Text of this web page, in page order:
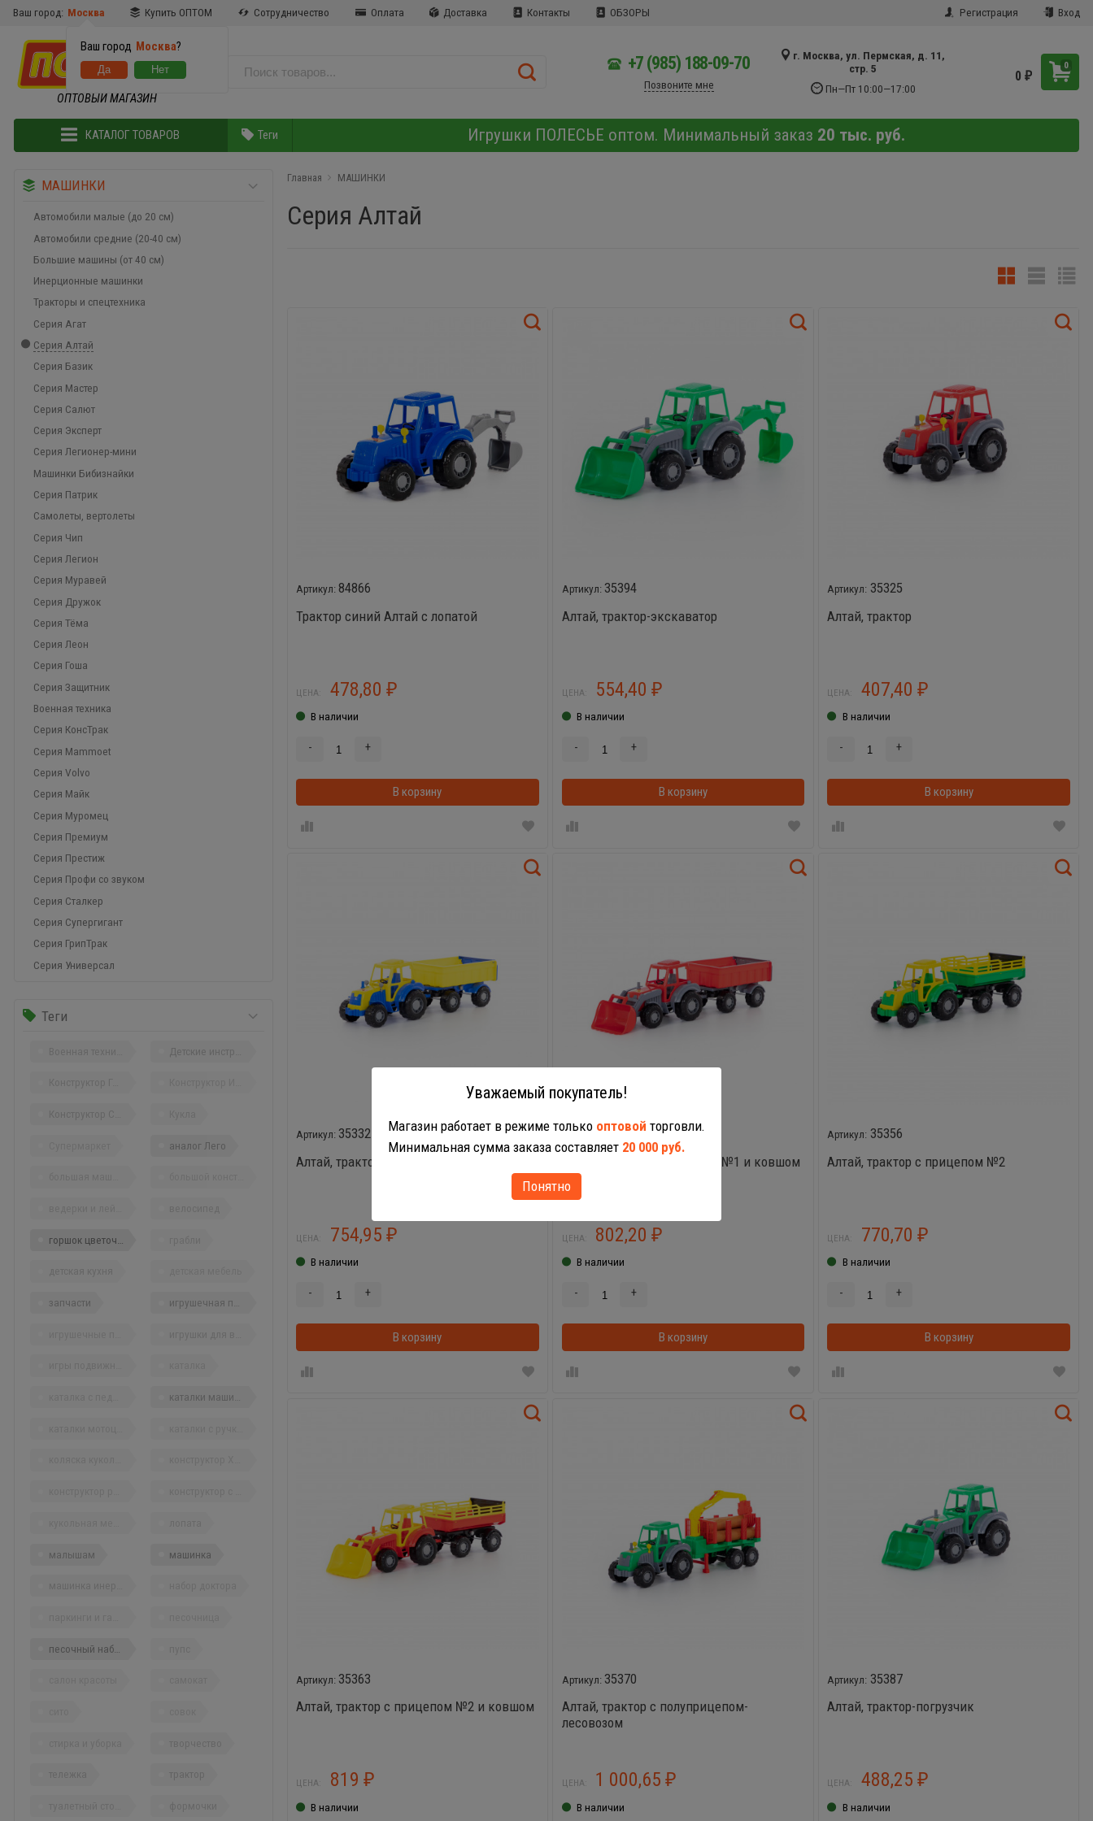
Ваш город: Москва
Ваш город Москва?
Купить ОПТОМ Сотрудничество Оплата Доставка Контакты ОБЗОРЫ Регистрация Вход
ОПТОВЫЙ МАГАЗИН
+7 (985) 188-09-70
Позвоните мне
г. Москва, ул. Пермская, д. 11,
стр. 5
Пн—Пт 10:00—17:00
0
0₽
КАТАЛОГ ТОВАРОВ Теги Игрушки ПОЛЕСЬЕ оптом. Минимальный заказ 20 тыс. руб.
МАШИНКИ
Автомобили малые (до 20 см)
Автомобили средние (20-40 см)
Большие машины (от 40 см)
Инерционные машинки
Тракторы и спецтехника
Серия Агат
Серия Алтай
Серия Базик
Серия Мастер
Серия Салют
Серия Эксперт
Серия Легионер-мини
Машинки Бибизнайки
Серия Патрик
Самолеты, вертолеты
Серия Чип
Серия Легион
Серия Муравей
Серия Дружок
Серия Тёма
Серия Леон
Серия Гоша
Серия Защитник
Военная техника
Серия КонсТрак
Серия Mammoet
Серия Volvo
Серия Майк
Серия Муромец
Серия Премиум
Серия Престиж
Серия Профи со звуком
Серия Сталкер
Серия Супергигант
Серия ГрипТрак
Серия Универсал
Теги
Детские инструменты
аналог Лего
горшок цветочный
запчасти игрушечная посуда
каталки машины
малышам машинка
песочный набор
Главная МАШИНКИ
Серия Алтай
84866
Трактор синий Алтай с лопатой
ЦЕНА: 478,80 ₽
В наличии
- +
В корзину В корзинке
35394
Алтай, трактор-экскаватор
ЦЕНА: 554,40₽
В наличии
- +
В корзину В корзинке
35325
Алтай, трактор
ЦЕНА: 407,40 ₽
В наличии
- +
В корзину
35332
Алтай, трактор с прицепом №1
ЦЕНА: 754,95 ₽
В наличии
- +
В корзину В корзинке
35349
Алтай, трактор с прицепом №1 и ковшом
ЦЕНА: 802,20₽
В наличии
- +
В корзину В корзинке
35356
Алтай, трактор с прицепом №2
ЦЕНА: 770,70 ₽
В наличии
- +
В корзину
35363
Алтай, трактор с прицепом №2 и ковшом
ЦЕНА: 819 ₽
В наличии
35370
Алтай, трактор с полуприцепом-
лесовозом
ЦЕНА: 1 000,65₽
В наличии
35387
Алтай, трактор-погрузчик
ЦЕНА: 488,25 ₽
В наличии
Уважаемый покупатель!
Магазин работает в режиме только оптовой торговли.
Минимальная сумма заказа составляет 20 000 руб.
Понятно